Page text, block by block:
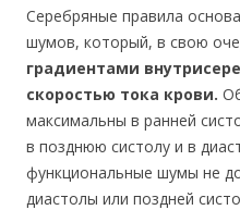
Серебряные правила
шумов, который, в свою
градиентами
скоростью тока крови.
максимальны в ранней
в позднюю систолу и в
функциональные шумы не
диастолы или поздней